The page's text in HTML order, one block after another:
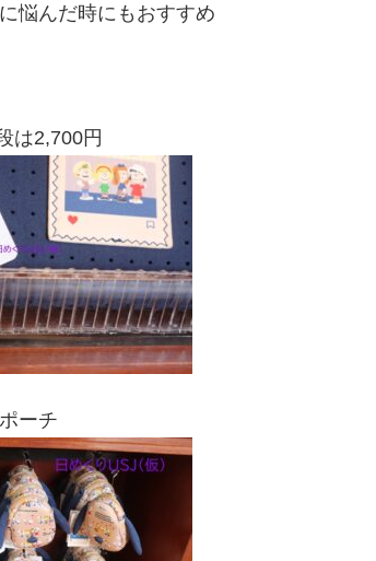
悩んだ時にもおすすめ
は2,700円
ポーチ